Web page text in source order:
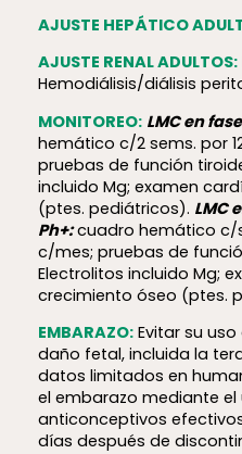
AJUSTE HEPÁTICO
AJUSTE RENAL ADULTOS:
Hemodiálisis/diálisis
MONITOREO: LMC en
hemático c/2 sems. por
pruebas de función
incluido Mg; examen
(ptes. pediátricos). LMC
Ph+:cuadro hemático c/
c/mes; pruebas de
Electrolitos incluido Mg;
crecimiento óseo (ptes.
EMBARAZO:Evitar su uso
daño fetal, incluida la
datos limitados en
el embarazo mediante
anticonceptivos
días después de